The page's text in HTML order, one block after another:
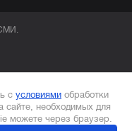
с условиями обработки
сайте, необходимых для
можете через браузер.